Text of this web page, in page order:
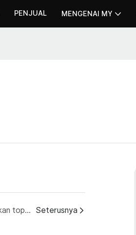
PENJUAL MENGENAI MY
S: Adakah anda menawarkan topi keledar sampel? Seterusnya